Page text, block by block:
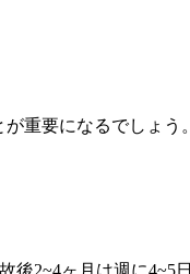
重要になるでしょ
2~4ヶ月は週に4~5